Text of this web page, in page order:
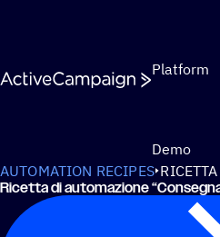
Platform
Demo
AUTOMATION RECIPES
Ricetta di automazione“